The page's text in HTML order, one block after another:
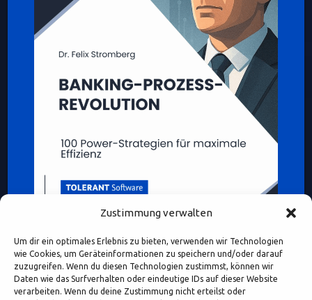
Zustimmung verwalten
Um dir ein optimales Erlebnis zu bieten, verwenden wir Technologien
wie Cookies, um Geräteinformationen zu speichern und/oder darauf
zuzugreifen. Wenn du diesen Technologien zustimmst, können wir
Daten wie das Surfverhalten oder eindeutige IDs auf dieser Website
verarbeiten. Wenn du deine Zustimmung nicht erteilst oder